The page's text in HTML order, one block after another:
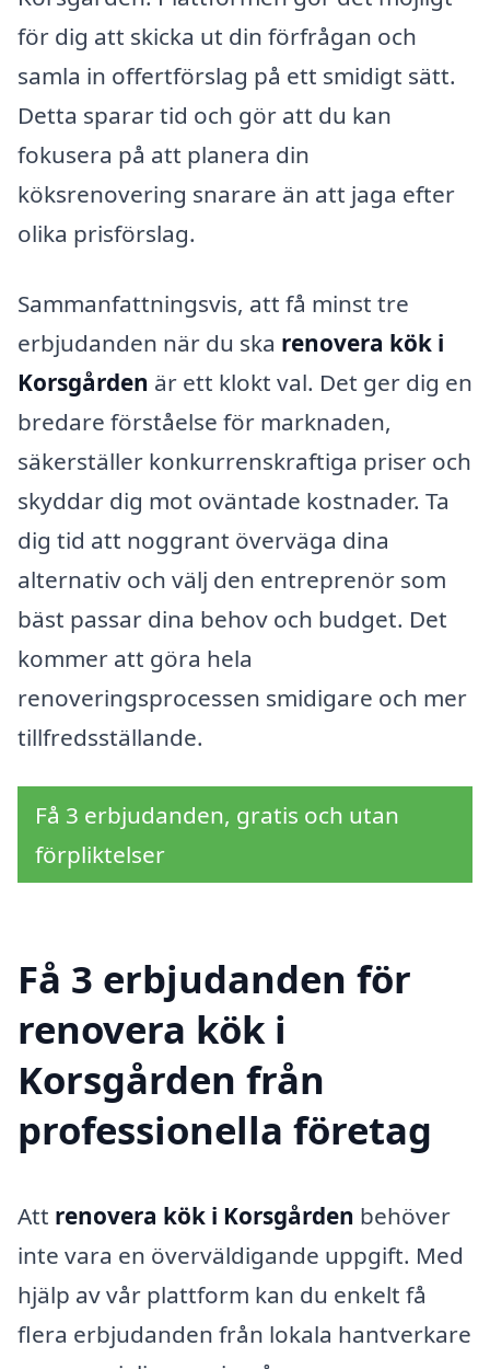
för dig att skicka ut din förfrågan och
samla in offertförslag på ett smidigt sätt.
Detta sparar tid och gör att du kan
fokusera på att planera din
köksrenovering snarare än att jaga efter
olika prisförslag.
Sammanfattningsvis, att få minst tre
erbjudanden när du ska renovera kök i
Korsgården är ett klokt val. Det ger dig en
bredare förståelse för marknaden,
säkerställer konkurrenskraftiga priser och
skyddar dig mot oväntade kostnader. Ta
dig tid att noggrant överväga dina
alternativ och välj den entreprenör som
bäst passar dina behov och budget. Det
kommer att göra hela
renoveringsprocessen smidigare och mer
tillfredsställande.
Få 3 erbjudanden, gratis och utan
förpliktelser
Få 3 erbjudanden för
renovera kök i
Korsgården från
professionella företag
Att renovera kök i Korsgården behöver
inte vara en överväldigande uppgift. Med
hjälp av vår plattform kan du enkelt få
flera erbjudanden från lokala hantverkare